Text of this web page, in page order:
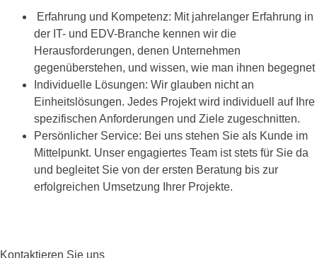
Erfahrung und Kompetenz: Mit jahrelanger Erfahrung in
der IT- und EDV-Branche kennen wir die
Herausforderungen, denen Unternehmen
gegenüberstehen, und wissen, wie man ihnen begegnet
Individuelle Lösungen: Wir glauben nicht an
Einheitslösungen. Jedes Projekt wird individuell auf Ihre
spezifischen Anforderungen und Ziele zugeschnitten.
Persönlicher Service: Bei uns stehen Sie als Kunde im
Mittelpunkt. Unser engagiertes Team ist stets für Sie da
und begleitet Sie von der ersten Beratung bis zur
erfolgreichen Umsetzung Ihrer Projekte.
Kontaktieren Sie uns